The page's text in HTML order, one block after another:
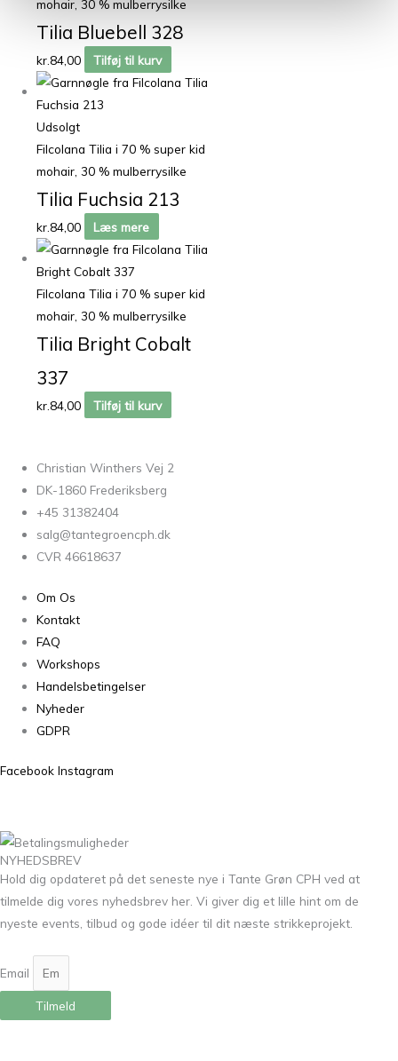
mohair, 30 % mulberrysilke
Tilia Bluebell 328
kr.84,00 Tilføj til kurv
Udsolgt
Filcolana Tilia i 70 % super kid
mohair, 30 % mulberrysilke
Tilia Fuchsia 213
kr.84,00 Læs mere
Filcolana Tilia i 70 % super kid
mohair, 30 % mulberrysilke
Tilia Bright Cobalt
337
kr.84,00 Tilføj til kurv
Christian Winthers Vej 2
DK-1860 Frederiksberg
+45 31382404
salg@tantegroencph.dk
CVR 46618637
Om Os
Kontakt
FAQ
Workshops
Handelsbetingelser
Nyheder
GDPR
Facebook Instagram
NYHEDSBREV
Hold dig opdateret på det seneste nye i Tante Grøn CPH ved at
tilmelde dig vores nyhedsbrev her. Vi giver dig et lille hint om de
nyeste events, tilbud og gode idéer til dit næste strikkeprojekt.
Email
Tilmeld